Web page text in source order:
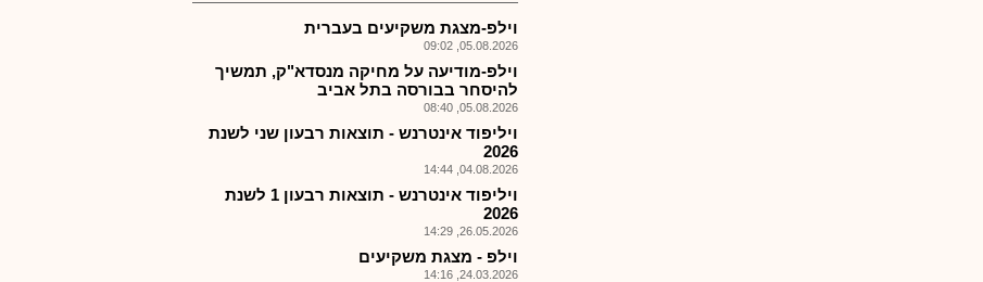
וילפ-מצגת משקיעים בעברית
05.08.2026, 09:02
וילפ-מודיעה על מחיקה מנסדא"ק, תמשיך
להיסחר בבורסה בתל אביב
05.08.2026, 08:40
ויליפוד אינטרנש - תוצאות רבעון שני לשנת
2026
04.08.2026, 14:44
ויליפוד אינטרנש - תוצאות רבעון 1 לשנת
2026
26.05.2026, 14:29
וילפ - מצגת משקיעים
24.03.2026, 14:16